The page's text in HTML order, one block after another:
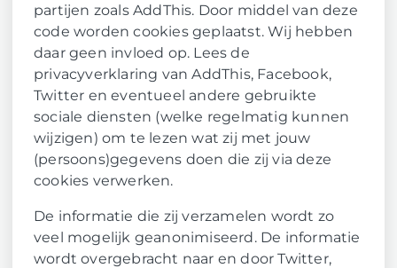
partijen zoals AddThis. Door middel van deze
code worden cookies geplaatst. Wij hebben
daar geen invloed op. Lees de
privacyverklaring van AddThis, Facebook,
Twitter en eventueel andere gebruikte
sociale diensten (welke regelmatig kunnen
wijzigen) om te lezen wat zij met jouw
(persoons)gegevens doen die zij via deze
cookies verwerken.
De informatie die zij verzamelen wordt zo
veel mogelijk geanonimiseerd. De informatie
wordt overgebracht naar en door Twitter,